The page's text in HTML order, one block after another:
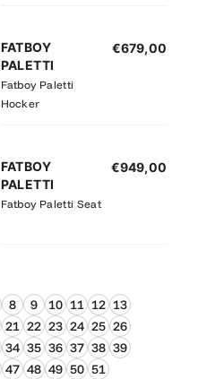
FATBOY
PALETTI
Fatboy Paletti
Hocker
€679,00
FATBOY
PALETTI
Fatboy Paletti Seat
€949,00
8 9 10 11 12 13
21 22 23 24 25 26
34 35 36 37 38 39
47 48 49 50 51